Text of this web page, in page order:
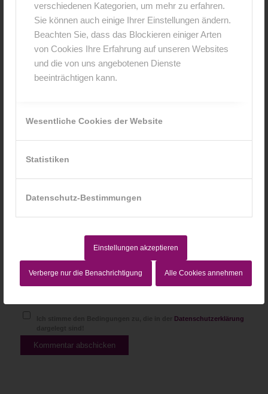
verschiedenen Kategorien, um mehr zu erfahren.
Sie können auch einige Ihrer Einstellungen ändern.
Beachten Sie, dass das Blockieren einiger Arten
von Cookies Ihre Erfahrung auf unseren Websites
und die von uns angebotenen Dienste
beeinträchtigen kann.
Wesentliche Cookies der Website
Statistiken
Datenschutz-Bestimmungen
Einstellungen akzeptieren
Verberge nur die Benachrichtigung Alle Cookies annehmen
Hinterlasse einen Kommentar
Hinterlasse uns deinen Kommentar!
Datenschutzerklärung